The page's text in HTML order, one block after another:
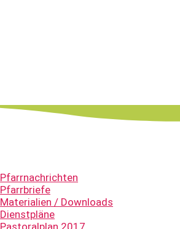
Pfarrnachrichten
Pfarrbriefe
Materialien / Downloads
Dienstpläne